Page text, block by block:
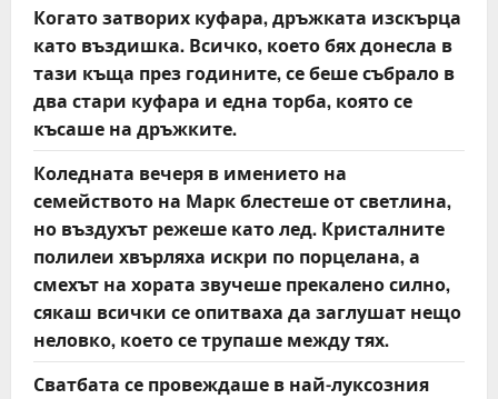
Когато затворих куфара, дръжката изскърца
като въздишка. Всичко, което бях донесла в
тази къща през годините, се беше събрало в
два стари куфара и една торба, която се
късаше на дръжките.
Коледната вечеря в имението на
семейството на Марк блестеше от светлина,
но въздухът режеше като лед. Кристалните
полилеи хвърляха искри по порцелана, а
смехът на хората звучеше прекалено силно,
сякаш всички се опитваха да заглушат нещо
неловко, което се трупаше между тях.
Сватбата се провеждаше в най-луксозния